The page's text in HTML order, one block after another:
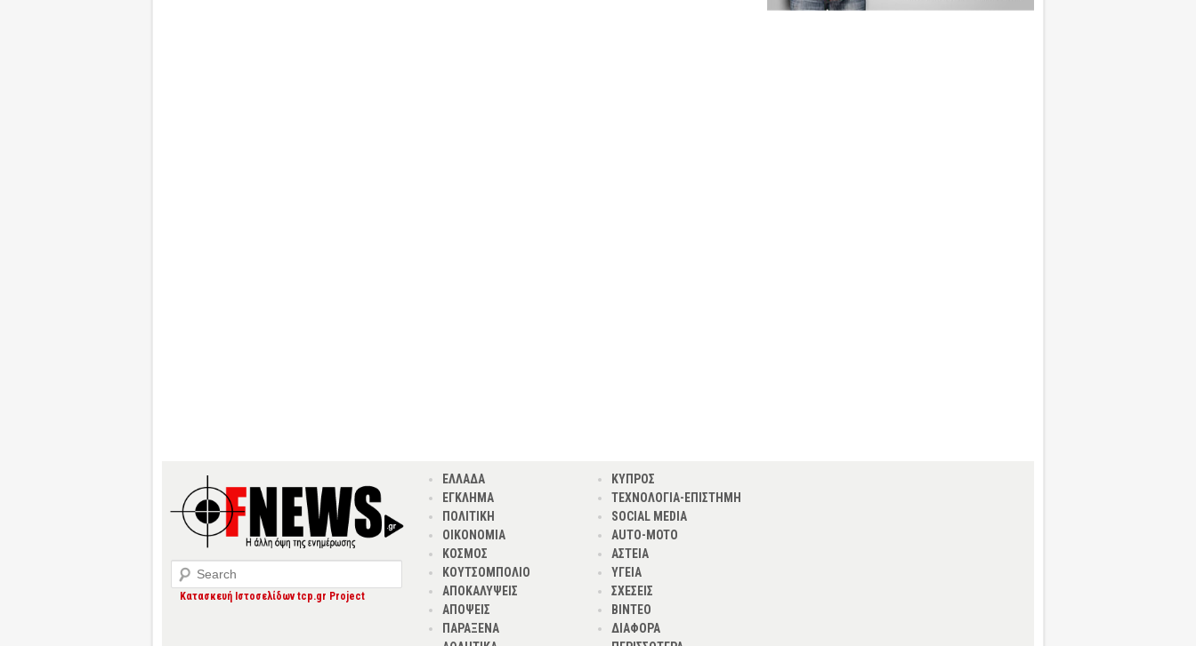
Search
Κατασκευή Ιστοσελίδων tcp.gr Project
ΕΛΛΑΔΑ
ΕΓΚΛΗΜΑ
ΠΟΛΙΤΙΚΗ
ΟΙΚΟΝΟΜΙΑ
ΚΟΣΜΟΣ
ΚΟΥΤΣΟΜΠΟΛΙΟ
ΑΠΟΚΑΛΥΨΕΙΣ
ΑΠΟΨΕΙΣ
ΠΑΡΑΞΕΝΑ
ΚΥΠΡΟΣ
ΤΕΧΝΟΛΟΓΙΑ-ΕΠΙΣΤΗΜΗ
SOCIAL MEDIA
AUTO-MOTO
ΑΣΤΕΙΑ
ΥΓΕΙΑ
ΣΧΕΣΕΙΣ
ΒΙΝΤΕΟ
ΔΙΑΦΟΡΑ